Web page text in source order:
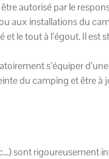
autorisé par le
aux installations du
et le tout à l’égout. Il
s’équiper
du camping et être à
sont rigoureusement